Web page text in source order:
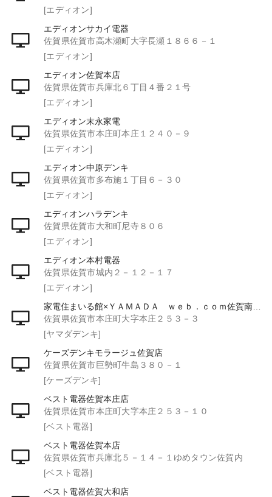
[エディオン]
エディオンサカイ電器
佐賀県佐賀市高木瀬町大字長瀬１８６６－１
[エディオン]
エディオン佐賀本店
佐賀県佐賀市兵庫北６丁目４番２１号
[エディオン]
エディオン末永家電
佐賀県佐賀市本庄町本庄１２４０－９
[エディオン]
エディオン中原デンキ
佐賀県佐賀市多布施１丁目６－３０
[エディオン]
エディオンハラデンキ
佐賀県佐賀市大和町尼寺８０６
[エディオン]
エディオン本村電器
佐賀県佐賀市城内２－１２－１７
[エディオン]
家電住まいる館×ＹＡＭＡＤＡ ｗｅｂ．ｃｏｍ佐賀南部バイパス店
佐賀県佐賀市本庄町大字本庄２５３－３
[ヤマダデンキ]
ケーズデンキモラージュ佐賀店
佐賀県佐賀市巨勢町牛島３８０－１
[ケーズデンキ]
ベスト電器佐賀本庄店
佐賀県佐賀市本庄町大字本庄２５３－１０
[ベスト電器]
ベスト電器佐賀本店
佐賀県佐賀市兵庫北５－１４－１ゆめタウン佐賀内
[ベスト電器]
ベスト電器佐賀大和店